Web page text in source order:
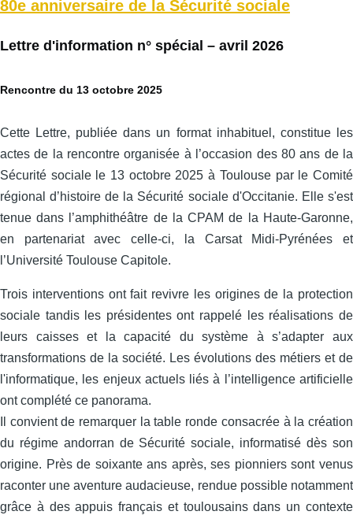
80e anniversaire de la Sécurité sociale
Lettre d'information n° spécial – avril 2026
Rencontre du 13 octobre 2025
Cette Lettre, publiée dans un format inhabituel, constitue les
actes de la rencontre organisée à l’occasion des 80 ans de la
Sécurité sociale le 13 octobre 2025 à Toulouse par le Comité
régional d’histoire de la Sécurité sociale d'Occitanie. Elle s'est
tenue dans l’amphithéâtre de la CPAM de la Haute-Garonne,
en partenariat avec celle‑ci, la Carsat Midi‑Pyrénées et
l’Université Toulouse Capitole.
Trois interventions ont fait revivre les origines de la protection
sociale tandis les présidentes ont rappelé les réalisations de
leurs caisses et la capacité du système à s’adapter aux
transformations de la société. Les évolutions des métiers et de
l'informatique, les enjeux actuels liés à l’intelligence artificielle
ont complété ce panorama.
Il convient de remarquer la table ronde consacrée à la création
du régime andorran de Sécurité sociale, informatisé dès son
origine. Près de soixante ans après, ses pionniers sont venus
raconter une aventure audacieuse, rendue possible notamment
grâce à des appuis français et toulousains dans un contexte